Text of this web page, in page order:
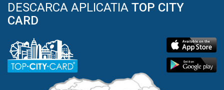
DESCARCA APLICATIA TOP CITY
CARD